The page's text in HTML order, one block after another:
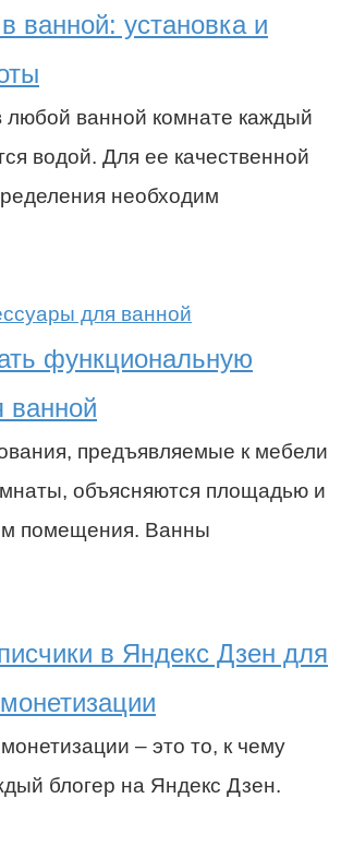
ванной: установка и
любой ванной комнате каждый
водой. Для ее качественной
необходим
для ванной
функциональную
ванной
предъявляемые к мебели
объясняются площадью и
помещения. Ванны
в Яндекс Дзен для
– это то, к чему
блогер на Яндекс Дзен.